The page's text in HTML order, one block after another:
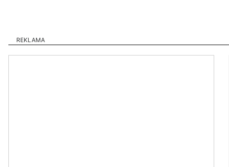
REKLAMA